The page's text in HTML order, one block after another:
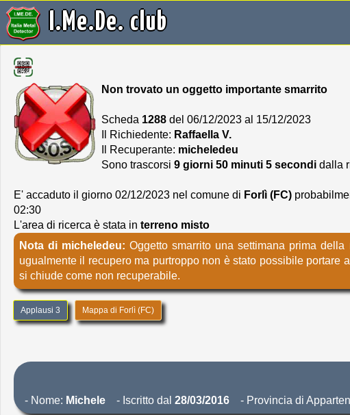
I.Me.De. club
Non trovato un oggetto importante smarrito
Scheda 1288 del 06/12/2023 al 15/12/2023
Il Richiedente: Raffaella V.
Il Recuperante: micheledeu
Sono trascorsi 9 giorni 50 minuti 5 secondi dalla
E' accaduto il giorno 02/12/2023 nel comune di Forlì (FC)
02:30
L'area di ricerca è stata in terreno misto
Nota di micheledeu:Oggetto smarrito una settimana prima
ugualmente il recupero ma purtroppo non è stato possibile portare
si chiude come non recuperabile.
Applausi 3 Mappa di Forlì (FC)
- Nome: Michele - Iscritto dal 28/03/2016 - Provincia di